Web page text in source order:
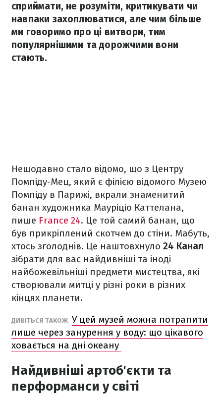
сприймати, не розуміти, критикувати чи
навпаки захоплюватися, але чим більше
ми говоримо про ці витвори, тим
популярнішими та дорожчими вони
стають.
Нещодавно стало відомо, що з Центру
Помпіду-Мец, який є філією відомого Музею
Помпіду в Парижі, вкрали знаменитий
банан художника Мауріціо Каттелана,
пише France 24. Це той самий банан, що
був прикріплений скотчем до стіни. Мабуть,
хтось зголоднів. Це наштовхнуло 24 Канал
зібрати для вас найдивніші та іноді
найбожевільніші предмети мистецтва, які
створювали митці у різні роки в різних
кінцях планети.
ДИВІТЬСЯ ТАКОЖ У цей музей можна потрапити
лише через занурення у воду: що цікавого
ховається на дні океану
Найдивніші артоб'єкти та
перформанси у світі